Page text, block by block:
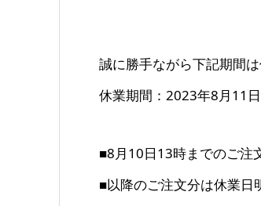
誠に勝手ながら下記期間
休業期間： 2023年8月11
■8月10日13時までのご注
■以降のご注文分は休業日